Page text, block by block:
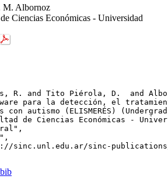
M. Albornoz
Ciencias Económicas - Universidad
R. and Tito Piérola, D.  and
para la detección, el
de Ciencias Económicas -
sinc.unl.edu.ar/sinc-